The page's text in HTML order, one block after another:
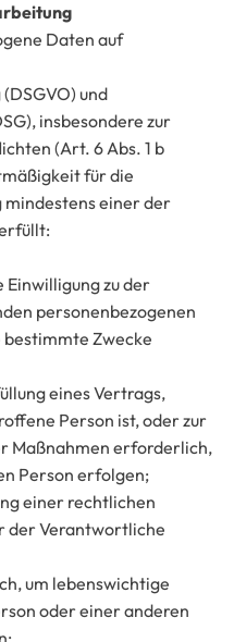
Daten auf
und
insbesondere zur
(Art. 6 Abs. 1 b
für die
einer der
zu der
personenbezogenen
Zwecke
eines Vertrags,
Person ist, oder zur
Maßnahmen erforderlich,
Person erfolgen;
einer rechtlichen
der Verantwortliche
um lebenswichtige
oder einer anderen